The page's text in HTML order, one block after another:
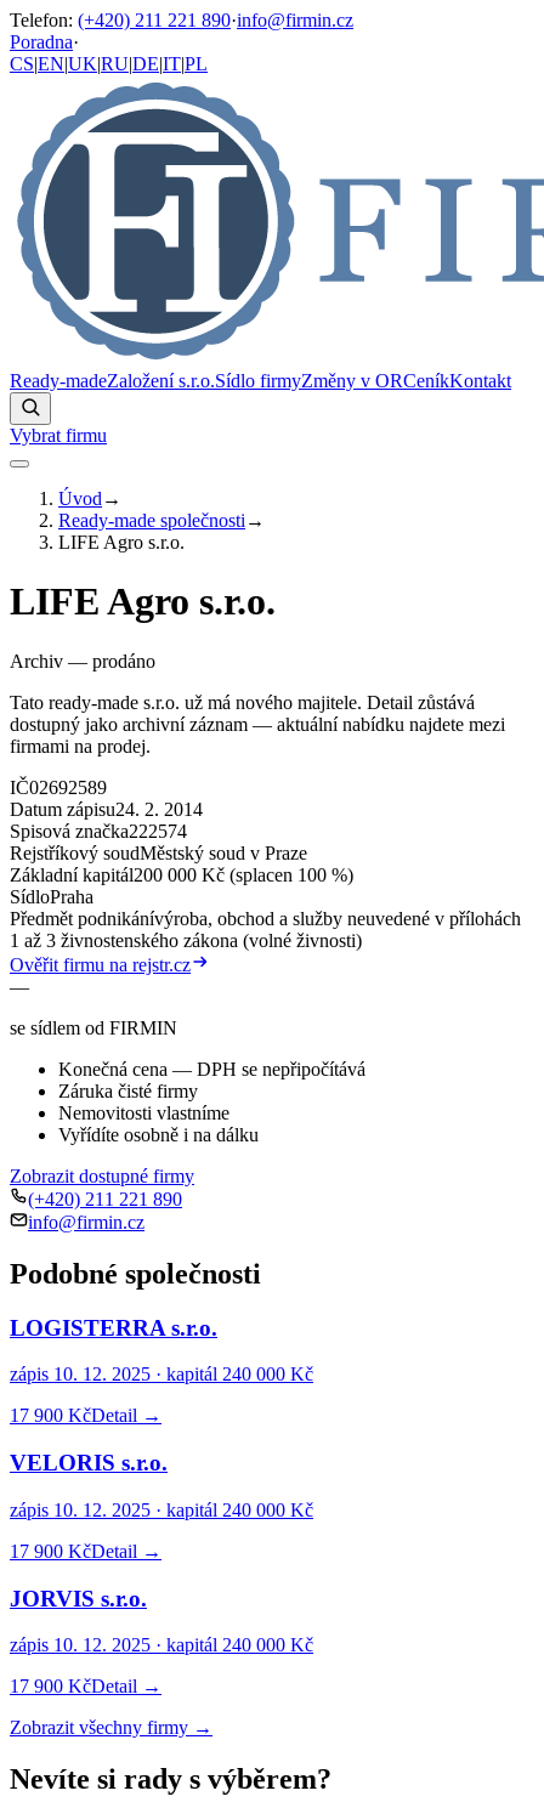
Telefon: (+420) 211 221 890·info@firmin.cz
Poradna·
CS|EN|UK|RU|DE|IT|PL
Ready-madeZaložení s.r.o.Sídlo firmyZměny v ORCeníkKontakt
Vybrat firmu
Úvod →
Ready-made společnosti →
LIFE Agro s.r.o.
LIFE Agro s.r.o.
Archiv — prodáno
Tato ready-made s.r.o. už má nového majitele. Detail zůstává
dostupný jako archivní záznam — aktuální nabídku najdete mezi
firmami na prodej.
IČ02692589
Datum zápisu24. 2. 2014
Spisová značka222574
Rejstříkový soudMěstský soud v Praze
Základní kapitál200 000 Kč (splacen 100 %)
SídloPraha
Předmět podnikánívýroba, obchod a služby neuvedené v přílohách
1 až 3 živnostenského zákona (volné živnosti)
Ověřit firmu na rejstr.cz
—
se sídlem od FIRMIN
Konečná cena — DPH se nepřipočítává
Záruka čisté firmy
Nemovitosti vlastníme
Vyřídíte osobně i na dálku
Zobrazit dostupné firmy
(+420) 211 221 890
info@firmin.cz
Podobné společnosti
LOGISTERRA s.r.o.
zápis 10. 12. 2025 · kapitál 240 000 Kč
17 900 KčDetail →
VELORIS s.r.o.
zápis 10. 12. 2025 · kapitál 240 000 Kč
17 900 KčDetail →
JORVIS s.r.o.
zápis 10. 12. 2025 · kapitál 240 000 Kč
17 900 KčDetail →
Zobrazit všechny firmy →
Nevíte si rady s výběrem?